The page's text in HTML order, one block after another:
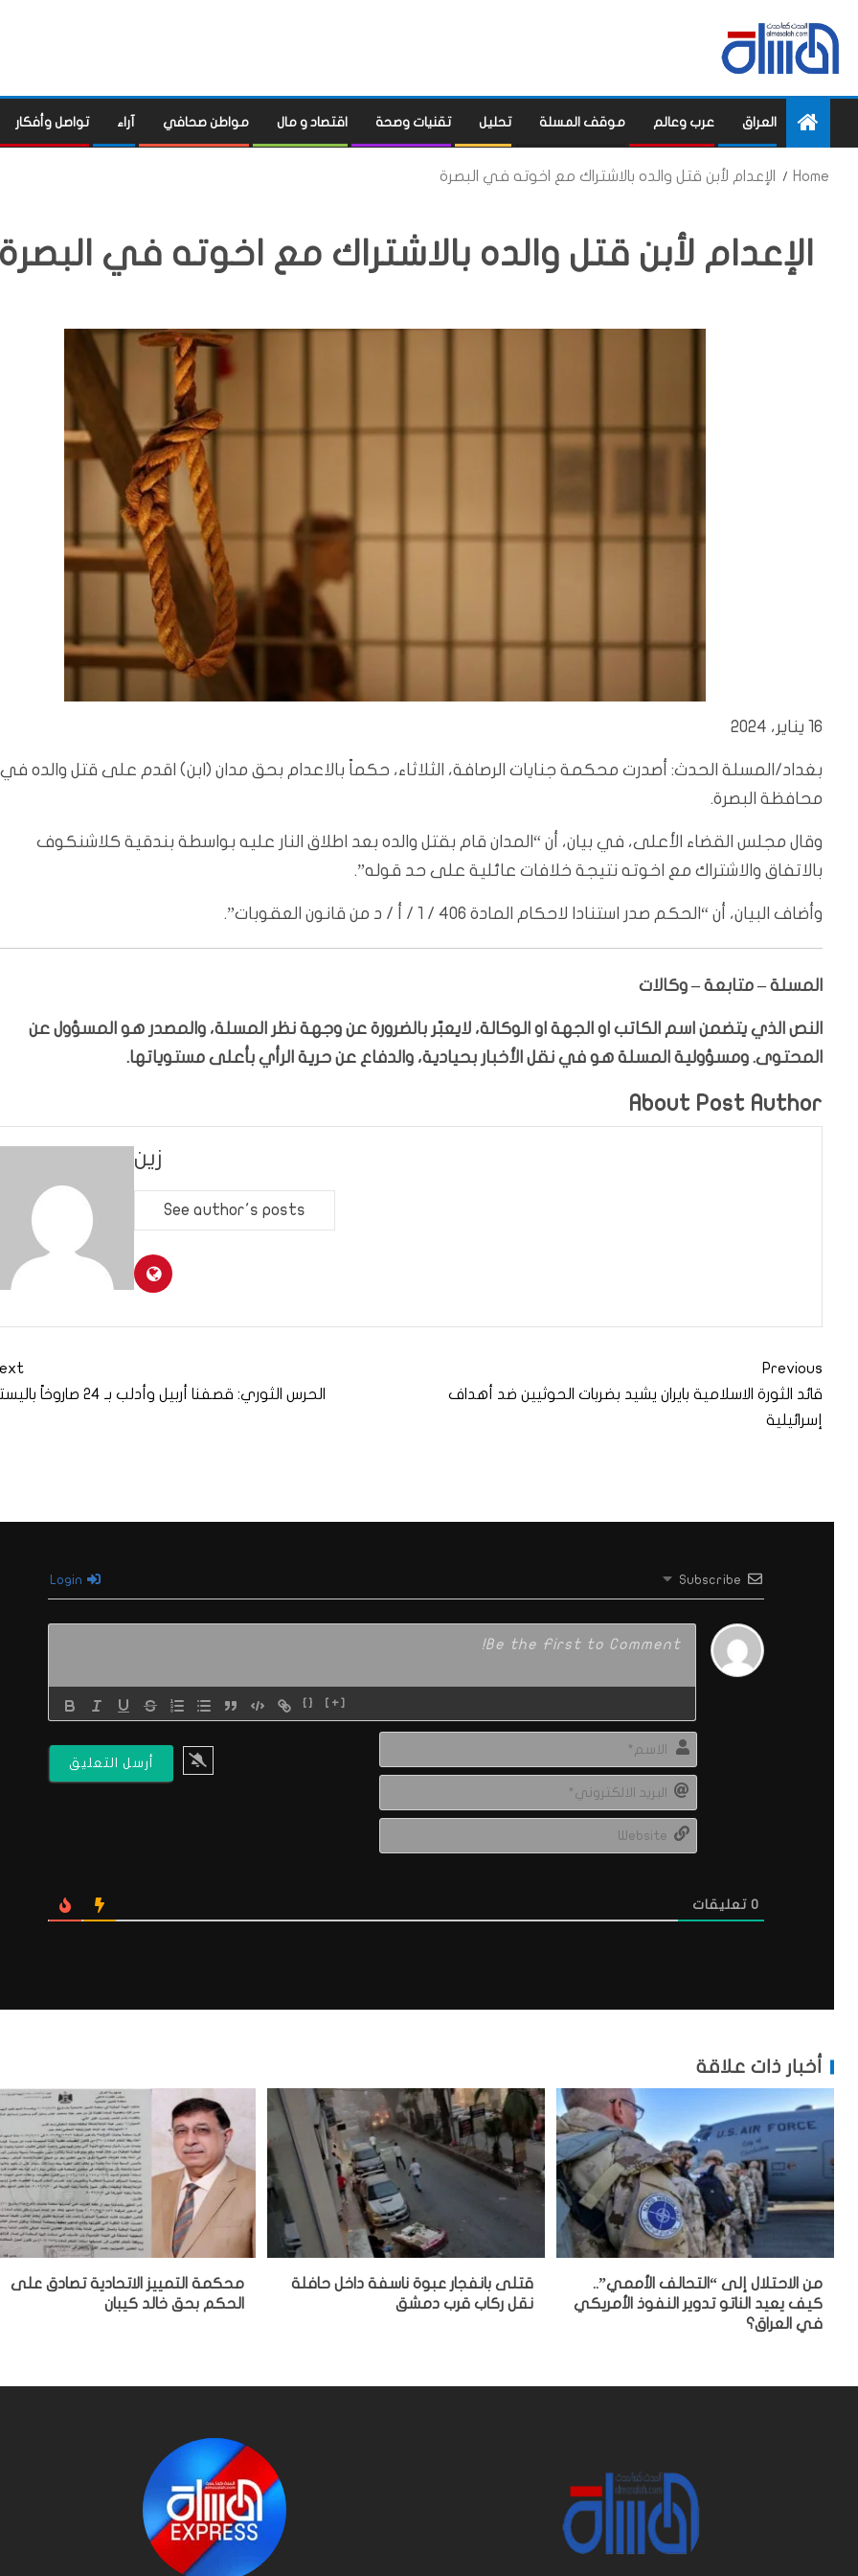
العراق عرب وعالم موقف المسلة تحليل تقنيات وصحة اقتصاد و مال مواطن صحافي آراء تواصل وأفكار
Home الإعدام لأبن قتل والده بالاشتراك مع اخوته في البصرة
الإعدام لأبن قتل والده بالاشتراك مع اخوته في
16 يناير، 2024
بغداد/المسلة الحدث: أصدرت محكمة جنايات الرصافة، الثلاثاء، حكماً بالاعدام بحق مدان (ابن) اقدم على قتل والده في
محافظة البصرة.
وقال مجلس القضاء الأعلى، في بيان، أن “المدان قام بقتل والده بعد اطلاق النار عليه بواسطة بندقية كلاشنكوف
بالاتفاق والاشتراك مع اخوته نتيجة خلافات عائلية على حد قوله”.
وأضاف البيان، أن “الحكم صدر استنادا لاحكام المادة 406 / 1 / أ / د من قانون العقوبات”.
المسلة – متابعة – وكالات
النص الذي يتضمن اسم الكاتب او الجهة او الوكالة، لايعبّر بالضرورة عن وجهة نظر المسلة، والمصدر هو المسؤول عن
المحتوى. ومسؤولية المسلة هو في نقل الأخبار بحيادية، والدفاع عن حرية الرأي بأعلى مستوياتها.
About Post Author
زين
See author's posts
Previous
قائد الثورة الاسلامية بايران يشيد بضربات الحوثيين ضد أهداف
إسرائيلية
الحرس الثوري: قصفنا أربيل وأدلب بـ 24 صاروخاً باليستياً
Subscribe
{} [+]
الاسم*
البريد
Website
0 تعليقات
أخبار ذات علاقة
من الاحتلال إلى “التحالف الأممي”..
كيف يعيد الناتو تدوير النفوذ الأمريكي
في العراق؟
قتلى بانفجار عبوة ناسفة داخل حافلة
نقل ركاب قرب دمشق
محكمة التمييز الاتحادية تصادق على
الحكم بحق خالد كيبان